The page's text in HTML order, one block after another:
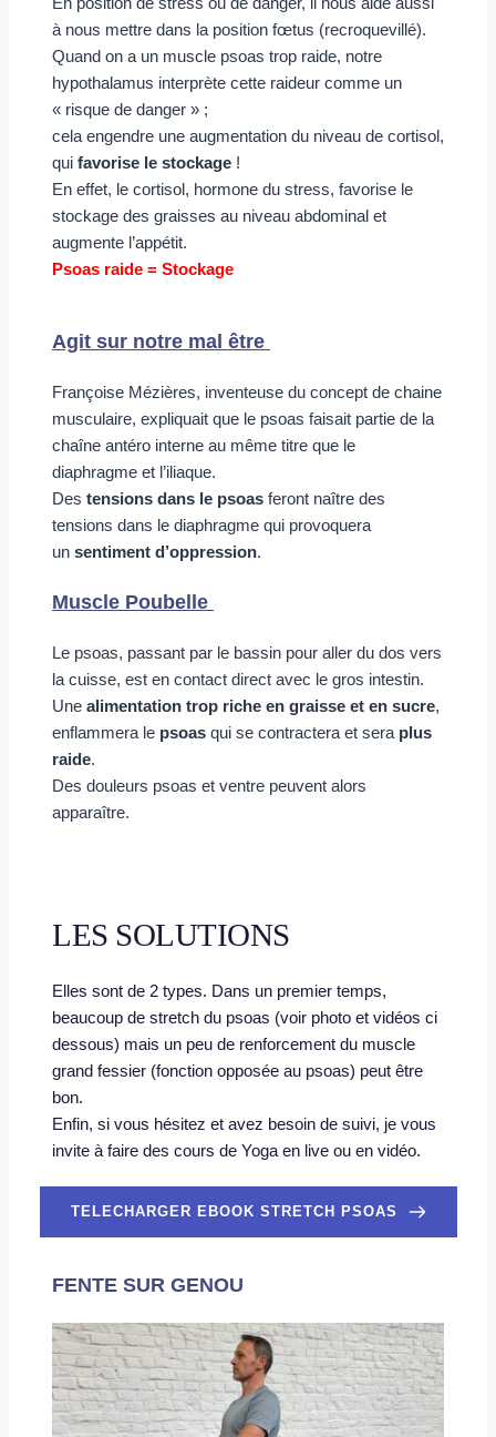
à nous mettre dans la position fœtus (recroquevillé).
Quand on a un muscle psoas trop raide, notre
hypothalamus interprète cette raideur comme un
« risque de danger » ;
cela engendre une augmentation du niveau de cortisol,
qui favorise le stockage !
En effet, le cortisol, hormone du stress, favorise le
stockage des graisses au niveau abdominal et
augmente l’appétit.
Psoas raide = Stockage
Agit sur notre mal être
Françoise Mézières, inventeuse du concept de chaine
musculaire, expliquait que le psoas faisait partie de la
chaîne antéro interne au même titre que le
diaphragme et l’iliaque.
Des tensions dans le psoas feront naître des
tensions dans le diaphragme qui provoquera
un sentiment d’oppression.
Muscle Poubelle
Le psoas, passant par le bassin pour aller du dos vers
la cuisse, est en contact direct avec le gros intestin.
Une alimentation trop riche en graisse et en sucre,
enflammera le psoas qui se contractera et sera plus
raide.
Des douleurs psoas et ventre peuvent alors
apparaître.
LES SOLUTIONS
Elles sont de 2 types. Dans un premier temps,
beaucoup de stretch du psoas (voir photo et vidéos ci
dessous) mais un peu de renforcement du muscle
grand fessier (fonction opposée au psoas) peut être
bon.
Enfin, si vous hésitez et avez besoin de suivi, je vous
invite à faire des cours de Yoga en live ou en vidéo.
TELECHARGER EBOOK STRETCH PSOAS
FENTE SUR GENOU